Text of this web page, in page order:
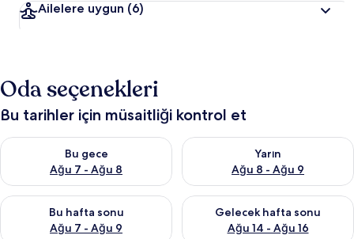
Ailelere uygun (6)
Oda seçenekleri
Bu tarihler için müsaitliği kontrol et
Bu gece
Ağu 7 - Ağu 8
Bu gece için müsaitliği kontrol et Ağu 7 - Ağu 8
Yarın
Ağu 8 - Ağu 9
Yarın için müsaitliği kontrol
Bu hafta sonu
Ağu 7 - Ağu 9
Bu hafta sonu için müsaitliği kontrol et Ağu 7 - Ağu 9
Gelecek hafta sonu
Ağu 14 - Ağu 16
Önümüzdeki hafta sonu için